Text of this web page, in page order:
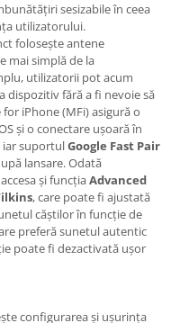
sesizabile în ceea
utilizatorului.
folosește antene
mai simplă de la
utilizatorii pot acum
dispozitiv fără a fi nevoie să
iPhone (MFi) asigură o
și o conectare ușoară în
iar suportulGoogle Fast Pair
lansare. Odată
și funcțiaAdvanced
, care poate fi ajustată
căștilor în funcție de
preferă sunetul autentic
poate fi dezactivată ușor
configurarea și ușurința